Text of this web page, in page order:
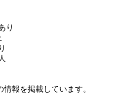
り
報を掲載しています。